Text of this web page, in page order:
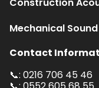
Mechanical
Contact
📞: 0216 706 45 46